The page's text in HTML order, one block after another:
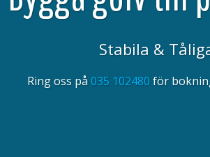
Stabila &
Ring oss på 035 102480 för